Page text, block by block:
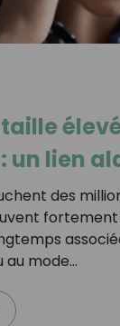
un lien
des
au mode…